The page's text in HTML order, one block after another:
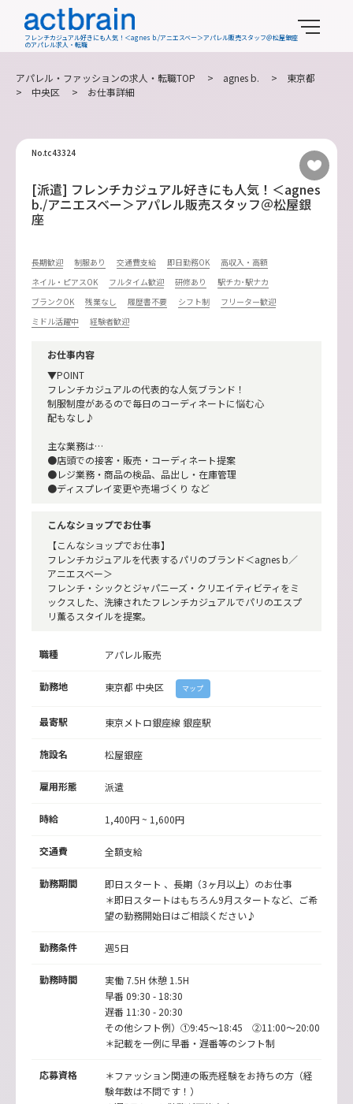
フレンチカジュアル好きにも人気！＜agnes b./アニエスベー＞アパレル販売スタッフ＠松屋銀座
のアパレル求人・転職
アパレル・ファッションの求人・転職TOP > agnes b. > 東京都
> 中央区 > お仕事詳細
No.tc43324
[派遣] フレンチカジュアル好きにも人気！＜agnes
b./アニエスベー＞アパレル販売スタッフ＠松屋銀
座
長期歓迎 制服あり 交通費支給 即日勤務OK
高収入・高額
ネイル・ピアスOK
フルタイム歓迎 研修あり
駅チカ･駅ナカ
ブランクOK
残業なし 履歴書不要 シフト制
フリーター歓迎
ミドル活躍中
経験者歓迎
お仕事内容
▼POINT
フレンチカジュアルの代表的な人気ブランド！
制服制度があるので毎日のコーディネートに悩む心
配もなし♪
主な業務は…
●店頭での接客・販売・コーディネート提案
●レジ業務・商品の検品、品出し・在庫管理
●ディスプレイ変更や売場づくり など
こんなショップでお仕事
【こんなショップでお仕事】
フレンチカジュアルを代表するパリのブランド＜agnes b／
アニエスベー＞
フレンチ・シックとジャパニーズ・クリエイティビティをミ
ックスした、洗練されたフレンチカジュアルでパリのエスプ
リ薫るスタイルを提案。
職種 アパレル販売
勤務地 東京都 中央区 マップ
最寄駅 東京メトロ銀座線 銀座駅
施設名 松屋銀座
雇用形態 派遣
時給 1,400円 ~ 1,600円
交通費 全額支給
勤務期間
即日スタート 、長期（3ヶ月以上）のお仕事
＊即日スタートはもちろん9月スタートなど、ご希
望の勤務開始日はご相談ください♪
勤務条件 週5日
勤務時間
実働 7.5H 休憩 1.5H
早番 09:30 - 18:30
遅番 11:30 - 20:30
その他シフト例）①9:45～18:45 ②11:00～20:00
＊記載を一例に早番・遅番等のシフト制
応募資格
＊ファッション関連の販売経験をお持ちの方（経
験年数は不問です！）